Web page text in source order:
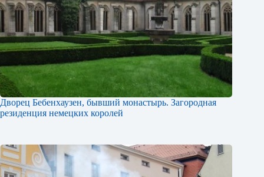
Дворец Бебенхаузен, бывший монастырь. Загородная
резиденция немецких королей